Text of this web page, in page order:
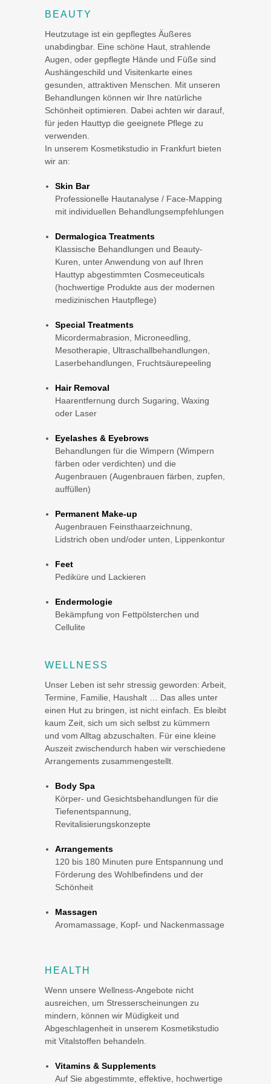
BEAUTY
Heutzutage ist ein gepflegtes Äußeres
unabdingbar. Eine schöne Haut, strahlende
Augen, oder gepflegte Hände und Füße sind
Aushängeschild und Visitenkarte eines
gesunden, attraktiven Menschen. Mit unseren
Behandlungen können wir Ihre natürliche
Schönheit optimieren. Dabei achten wir darauf,
für jeden Hauttyp die geeignete Pflege zu
verwenden.
In unserem Kosmetikstudio in Frankfurt bieten
wir an:
Skin Bar
Professionelle Hautanalyse / Face-Mapping
mit individuellen Behandlungsempfehlungen
Dermalogica Treatments
Klassische Behandlungen und Beauty-
Kuren, unter Anwendung von auf Ihren
Hauttyp abgestimmten Cosmeceuticals
(hochwertige Produkte aus der modernen
medizinischen Hautpflege)
Special Treatments
Micordermabrasion, Microneedling,
Mesotherapie, Ultraschallbehandlungen,
Laserbehandlungen, Fruchtsäurepeeling
Hair Removal
Haarentfernung durch Sugaring, Waxing
oder Laser
Eyelashes & Eyebrows
Behandlungen für die Wimpern (Wimpern
färben oder verdichten) und die
Augenbrauen (Augenbrauen färben, zupfen,
auffüllen)
Permanent Make-up
Augenbrauen Feinsthaarzeichnung,
Lidstrich oben und/oder unten, Lippenkontur
Feet
Pediküre und Lackieren
Endermologie
Bekämpfung von Fettpölsterchen und
Cellulite
WELLNESS
Unser Leben ist sehr stressig geworden: Arbeit,
Termine, Familie, Haushalt … Das alles unter
einen Hut zu bringen, ist nicht einfach. Es bleibt
kaum Zeit, sich um sich selbst zu kümmern
und vom Alltag abzuschalten. Für eine kleine
Auszeit zwischendurch haben wir verschiedene
Arrangements zusammengestellt.
Body Spa
Körper- und Gesichtsbehandlungen für die
Tiefenentspannung,
Revitalisierungskonzepte
Arrangements
120 bis 180 Minuten pure Entspannung und
Förderung des Wohlbefindens und der
Schönheit
Massagen
Aromamassage, Kopf- und Nackenmassage
HEALTH
Wenn unsere Wellness-Angebote nicht
ausreichen, um Stresserscheinungen zu
mindern, können wir Müdigkeit und
Abgeschlagenheit in unserem Kosmetikstudio
mit Vitalstoffen behandeln.
Vitamins & Supplements
Auf Sie abgestimmte, effektive, hochwertige